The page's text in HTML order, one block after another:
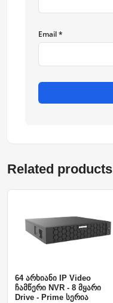
Email *
Related products
64 არხიანი IP Video
ჩამწერი NVR - 8 მყარი
Drive - Prime სერია